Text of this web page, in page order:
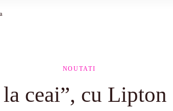
NOUTATI
ceai”, cu